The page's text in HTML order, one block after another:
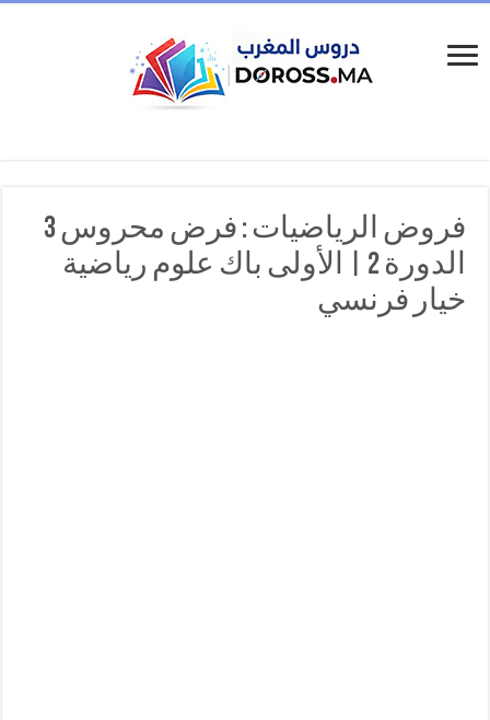
فروض الرياضيات : فرض محروس 3
الدورة 2 | الأولى باك علوم رياضية
خيار فرنسي